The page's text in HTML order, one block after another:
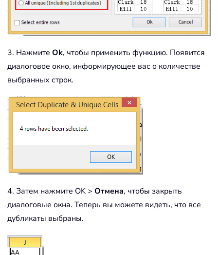
3. Нажмите Ok, чтобы применить функцию. Появится
диалоговое окно, информирующее вас о количестве
выбранных строк.
4. Затем нажмите OK > Отмена, чтобы закрыть
диалоговые окна. Теперь вы можете видеть, что все
дубликаты выбраны.